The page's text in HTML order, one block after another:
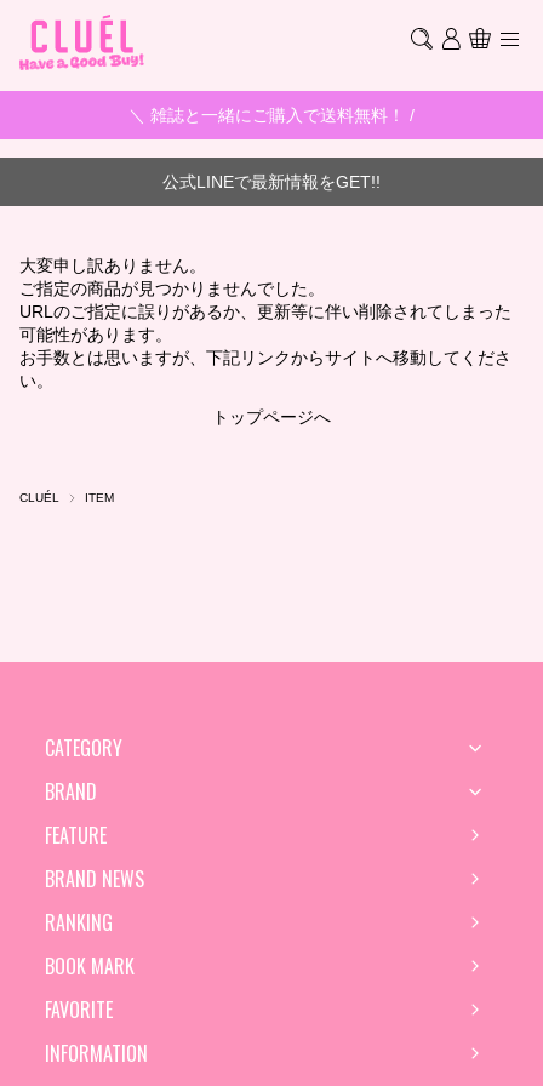
＼ 雑誌と一緒にご購入で送料無料！ /
公式LINEで最新情報をGET!!
大変申し訳ありません。
ご指定の商品が見つかりませんでした。
URLのご指定に誤りがあるか、更新等に伴い削除されてしまった
可能性があります。
お手数とは思いますが、下記リンクからサイトへ移動してくださ
い。
トップページへ
CLUÉL ITEM
CATEGORY
BRAND
FEATURE
BRAND NEWS
RANKING
BOOK MARK
FAVORITE
INFORMATION